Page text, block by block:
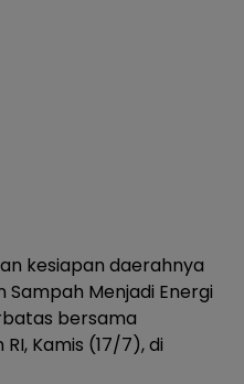
kesiapan daerahnya
Menjadi Energi
bersama
Kamis (17/7), di